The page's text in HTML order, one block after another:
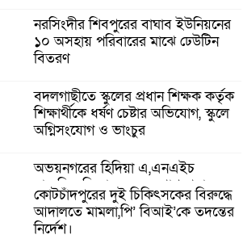
নরসিংদীর শিবপুরের বাঘাব ইউনিয়নের
১০ অসহায় পরিবারের মাঝে ঢেউটিন
বিতরণ
বদলগাছীতে স্কুলের প্রধান শিক্ষক কর্তৃক
শিক্ষার্থীকে ধর্ষণ চেষ্টার অভিযোগ, স্কুলে
অগ্নিসংযোগ ও ভাংচুর
অভয়নগরের হিদিয়া এ,এনএইচ
মাধ্যমিক বিদ্যালয়ের ভরপ্রাপ্ত প্রধান
শিক্ষক শাহনাজ পারভীনের বিরুদ্ধে
অনিয়মের অভিযোগ
কোটচাঁদপুরের দুই চিকিৎসকের বিরুদ্ধে
আদালতে মামলা,পি’ বিআই’কে তদন্তের
নির্দেশ।